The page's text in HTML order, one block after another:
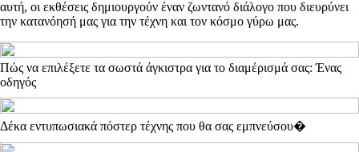
αυτή, οι εκθέσεις δημιουργούν έναν ζωντανό διάλογο που διευρύνει
την κατανόησή μας για την τέχνη και τον κόσμο γύρω μας.
Πώς να επιλέξετε τα σωστά άγκιστρα για το διαμέρισμά σας: Ένας
οδηγός
Δέκα εντυπωσιακά πόστερ τέχνης που θα σας εμπνεύσου�